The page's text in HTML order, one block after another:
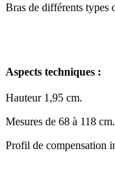
Bras de différents types
Aspects techniques :
Hauteur 1,95 cm.
Mesures de 68 à 118 cm.
Profil de compensation